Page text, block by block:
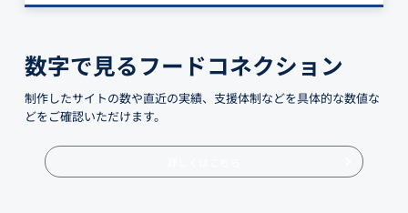
数字で見るフードコネクション
制作したサイトの数や直近の実績、支援体制などを具体的な数値な
どをご確認いただけます。